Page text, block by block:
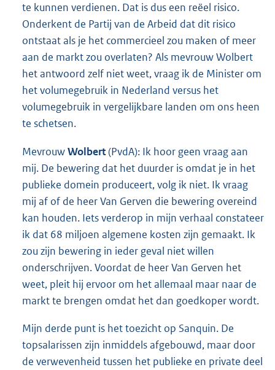
te kunnen verdienen. Dat is dus een reëel risico.
Onderkent de Partij van de Arbeid dat dit risico
ontstaat als je het commercieel zou maken of meer
aan de markt zou overlaten? Als mevrouw Wolbert
het antwoord zelf niet weet, vraag ik de Minister om
het volumegebruik in Nederland versus het
volumegebruik in vergelijkbare landen om ons heen
te schetsen.
MevrouwWolbert(PvdA): Ik hoor geen vraag aan
mij. De bewering dat het duurder is omdat je in het
publieke domein produceert, volg ik niet. Ik vraag
mij af of de heer Van Gerven die bewering overeind
kan houden. Iets verderop in mijn verhaal constateer
ik dat 68 miljoen algemene kosten zijn gemaakt. Ik
zou zijn bewering in ieder geval niet willen
onderschrijven. Voordat de heer Van Gerven het
weet, pleit hij ervoor om het allemaal maar naar de
markt te brengen omdat het dan goedkoper wordt.
Mijn derde punt is het toezicht op Sanquin. De
topsalarissen zijn inmiddels afgebouwd, maar door
de verwevenheid tussen het publieke en private deel